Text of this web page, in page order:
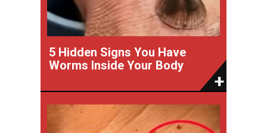
5 Hidden Signs You Have
Worms Inside Your Body